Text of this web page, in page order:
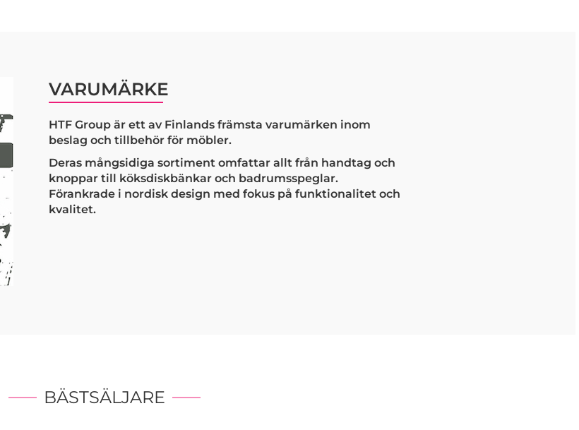
VARUMÄRKE
HTF Group är ett av Finlands främsta varumärken inom
beslag och tillbehör för möbler.
Deras mångsidiga sortiment omfattar allt från handtag och
knoppar till köksdiskbänkar och badrumsspeglar.
Förankrade i nordisk design med fokus på funktionalitet och
kvalitet.
BÄSTSÄLJARE